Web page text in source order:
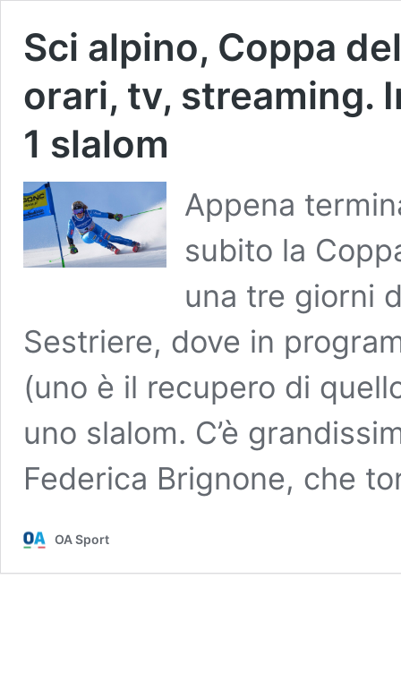
Sci alpino, Coppa
orari, tv, streaming.
1 slalom
Appena
subito la
una tre giorni
Sestriere, dove in
(uno è il recupero di
uno slalom. C’è
Federica Brignone, che
OA Sport